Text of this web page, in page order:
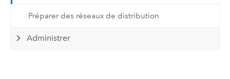
Préparer des réseaux de distribution
Administrer